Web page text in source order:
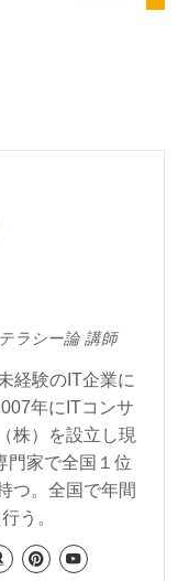
ラシー論 講師
経験のIT企業に
年にITコンサ
株）を設立し現
門家で全国１位
つ。全国で年間
う。